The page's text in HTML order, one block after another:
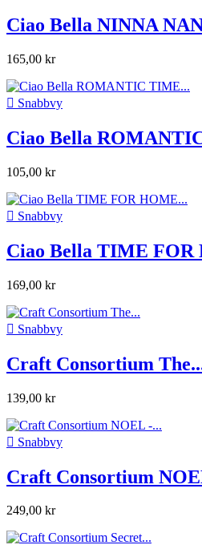
Ciao Bella NINNA
165,00 kr
 Snabbvy
Ciao Bella
105,00 kr
 Snabbvy
Ciao Bella TIME FOR
169,00 kr
 Snabbvy
Craft Consortium
139,00 kr
 Snabbvy
Craft Consortium
249,00 kr